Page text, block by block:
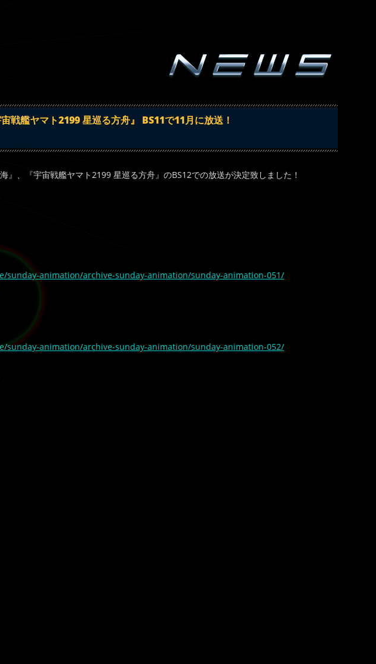
戦艦ヤマト2199 星巡る方舟』 BS11で11月に放送！
、『宇宙戦艦ヤマト2199 星巡る方舟』のBS12での放送が決定致しました！
sunday-animation/archive-sunday-animation/sunday-animation-051/
sunday-animation/archive-sunday-animation/sunday-animation-052/